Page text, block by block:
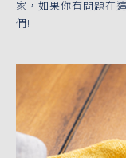
家，如果你有問題在
們!